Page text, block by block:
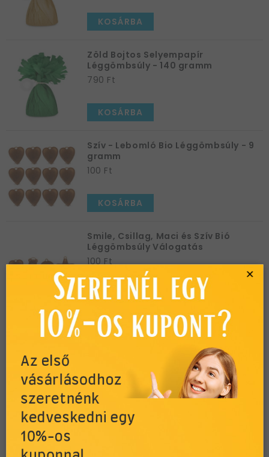
KOSÁRBA
Zöld Bojtos Selyempapír
Léggömbsúly - 140 gramm
790 Ft
KOSÁRBA
Szív - Lebomló Bio Léggömbsúly - 9
gramm
100 Ft
KOSÁRBA
Smile, Csillag, Maci és Szív Bió
Léggömbsúly Válogatás
100 Ft
KOSÁRBA
Pasztel Zöld Bojtos Selyempapír
Léggömbsúly - 170 gramm
KOSÁRBA
Pasztel Krém Fehér Bojtos
Selyempapír Léggömbsúly - 170
Az első
vásárlásodhoz
szeretnénk
kedveskedni egy
10%-os
×